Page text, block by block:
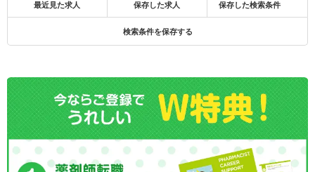
最近見た求人 保存した求人 保存した検索条件
検索条件を保存する